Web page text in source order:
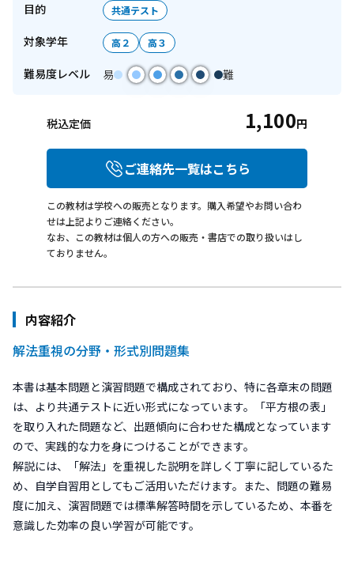
目的 共通テスト
対象学年 高２ 高３
難易度レベル 易 難
税込定価 1,100円
ご連絡先一覧はこちら
この教材は学校への販売となります。購入希望やお問い合わ
せは上記よりご連絡ください。
なお、この教材は個人の方への販売・書店での取り扱いはし
ておりません。
内容紹介
解法重視の分野・形式別問題集
本書は基本問題と演習問題で構成されており、特に各章末の問題
は、より共通テストに近い形式になっています。「平方根の表」
を取り入れた問題など、出題傾向に合わせた構成となっています
ので、実践的な力を身につけることができます。
解説には、「解法」を重視した説明を詳しく丁寧に記しているた
め、自学自習用としてもご活用いただけます。また、問題の難易
度に加え、演習問題では標準解答時間を示しているため、本番を
意識した効率の良い学習が可能です。